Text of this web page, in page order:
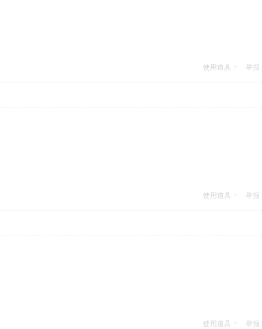
使用道具 举报
使用道具 举报
使用道具 举报